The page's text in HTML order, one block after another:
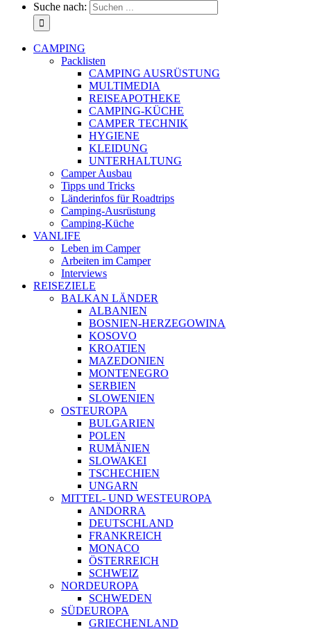
Suche nach:
CAMPING
Packlisten
CAMPING AUSRÜSTUNG
MULTIMEDIA
REISEAPOTHEKE
CAMPING-KÜCHE
CAMPER TECHNIK
HYGIENE
KLEIDUNG
UNTERHALTUNG
Camper Ausbau
Tipps und Tricks
Länderinfos für Roadtrips
Camping-Ausrüstung
Camping-Küche
VANLIFE
Leben im Camper
Arbeiten im Camper
Interviews
REISEZIELE
BALKAN LÄNDER
ALBANIEN
BOSNIEN-HERZEGOWINA
KOSOVO
KROATIEN
MAZEDONIEN
MONTENEGRO
SERBIEN
SLOWENIEN
OSTEUROPA
BULGARIEN
POLEN
RUMÄNIEN
SLOWAKEI
TSCHECHIEN
UNGARN
MITTEL- UND WESTEUROPA
ANDORRA
DEUTSCHLAND
FRANKREICH
MONACO
ÖSTERREICH
SCHWEIZ
NORDEUROPA
SCHWEDEN
SÜDEUROPA
GRIECHENLAND